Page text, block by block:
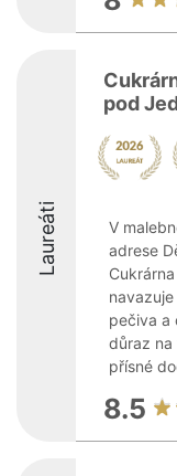
Laureáti
pod
V
adrese
pečiva a
důraz na
přísné
8.5